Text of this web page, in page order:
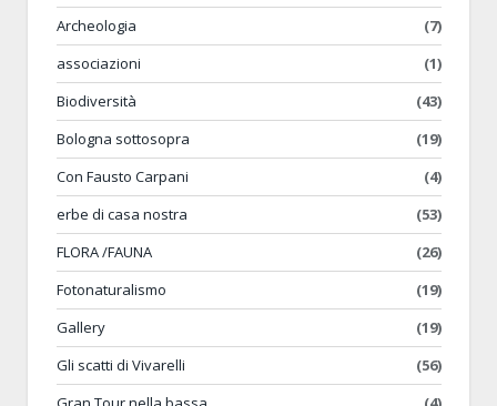
Archeologia
(7)
associazioni
(1)
Biodiversità
(43)
Bologna sottosopra
(19)
Con Fausto Carpani
(4)
erbe di casa nostra
(53)
FLORA /FAUNA
(26)
Fotonaturalismo
(19)
Gallery
(19)
Gli scatti di Vivarelli
(56)